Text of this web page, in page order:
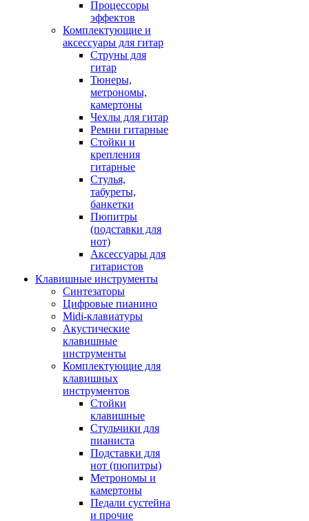
Процессоры
эффектов
Комплектующие и
аксессуары для гитар
Струны для
гитар
Тюнеры,
метрономы,
камертоны
Чехлы для гитар
Ремни гитарные
Стойки и
крепления
гитарные
Стулья,
табуреты,
банкетки
Пюпитры
(подставки для
нот)
Аксессуары для
гитаристов
Клавишные инструменты
Синтезаторы
Цифровые пианино
Midi-клавиатуры
Акустические
клавишные
инструменты
Комплектующие для
клавишных
инструментов
Стойки
клавишные
Стульчики для
пианиста
Подставки для
нот (пюпитры)
Метрономы и
камертоны
Педали сустейна
и прочие